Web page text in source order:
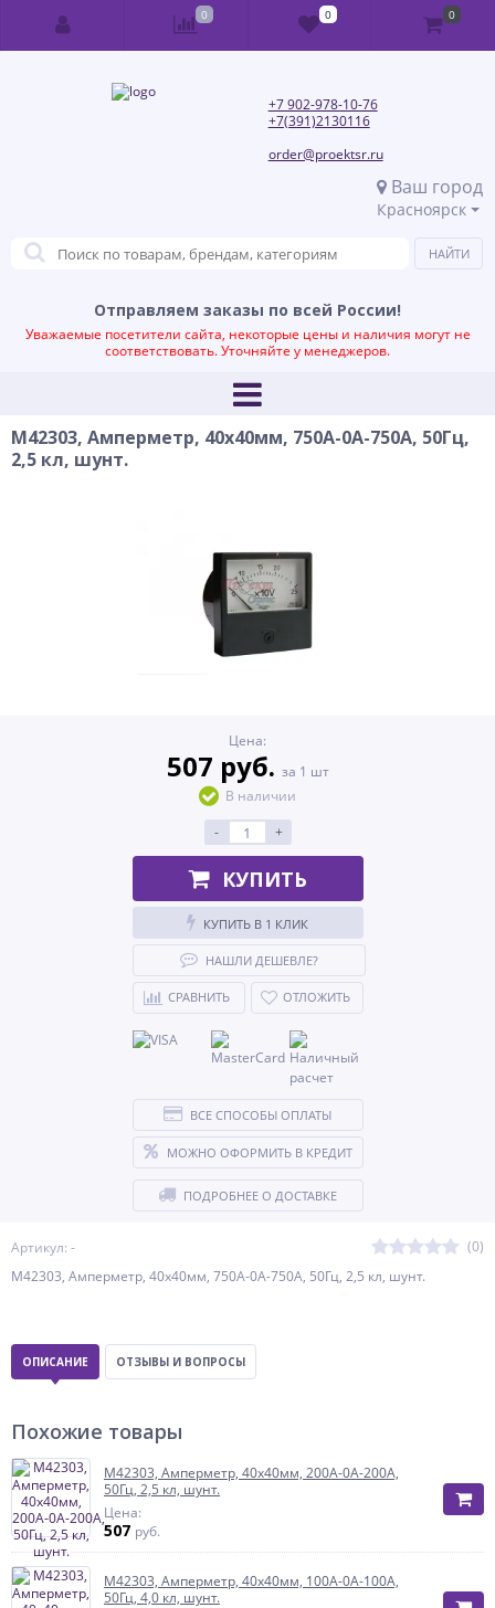
+7 902-978-10-76
+7(391)2130116
order@proektsr.ru
Ваш город
Красноярск
Отправляем заказы по всей России!
Уважаемые посетители сайта, некоторые цены и наличия могут не
соответствовать. Уточняйте у менеджеров.
М42303, Амперметр, 40х40мм, 750А-0А-750А, 50Гц,
2,5 кл, шунт.
Артикул: -
(0)
М42303, Амперметр, 40х40мм, 750А-0А-750А, 50Гц, 2,5 кл, шунт.
Цена:
507 руб. за 1 шт
В наличии
-
+
КУПИТЬ
КУПИТЬ В 1 КЛИК
НАШЛИ ДЕШЕВЛЕ?
СРАВНИТЬ ОТЛОЖИТЬ
ВСЕ СПОСОБЫ ОПЛАТЫ
МОЖНО ОФОРМИТЬ В КРЕДИТ
ПОДРОБНЕЕ О ДОСТАВКЕ
ОПИСАНИЕ ОТЗЫВЫ И ВОПРОСЫ
Похожие товары
М42303, Амперметр, 40х40мм, 200А-0А-200А,
50Гц, 2,5 кл, шунт.
Цена:
507 руб.
М42303, Амперметр, 40х40мм, 100А-0А-100А,
50Гц, 4,0 кл, шунт.
0 0 0